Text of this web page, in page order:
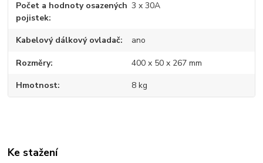
Počet a hodnoty osazených
pojistek
3 x 30A
Kabelový dálkový ovladač ano
Rozměry 400 x 50 x 267 mm
Hmotnost 8 kg
Ke stažení